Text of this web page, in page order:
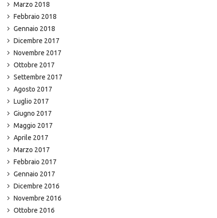
Marzo 2018
Febbraio 2018
Gennaio 2018
Dicembre 2017
Novembre 2017
Ottobre 2017
Settembre 2017
Agosto 2017
Luglio 2017
Giugno 2017
Maggio 2017
Aprile 2017
Marzo 2017
Febbraio 2017
Gennaio 2017
Dicembre 2016
Novembre 2016
Ottobre 2016